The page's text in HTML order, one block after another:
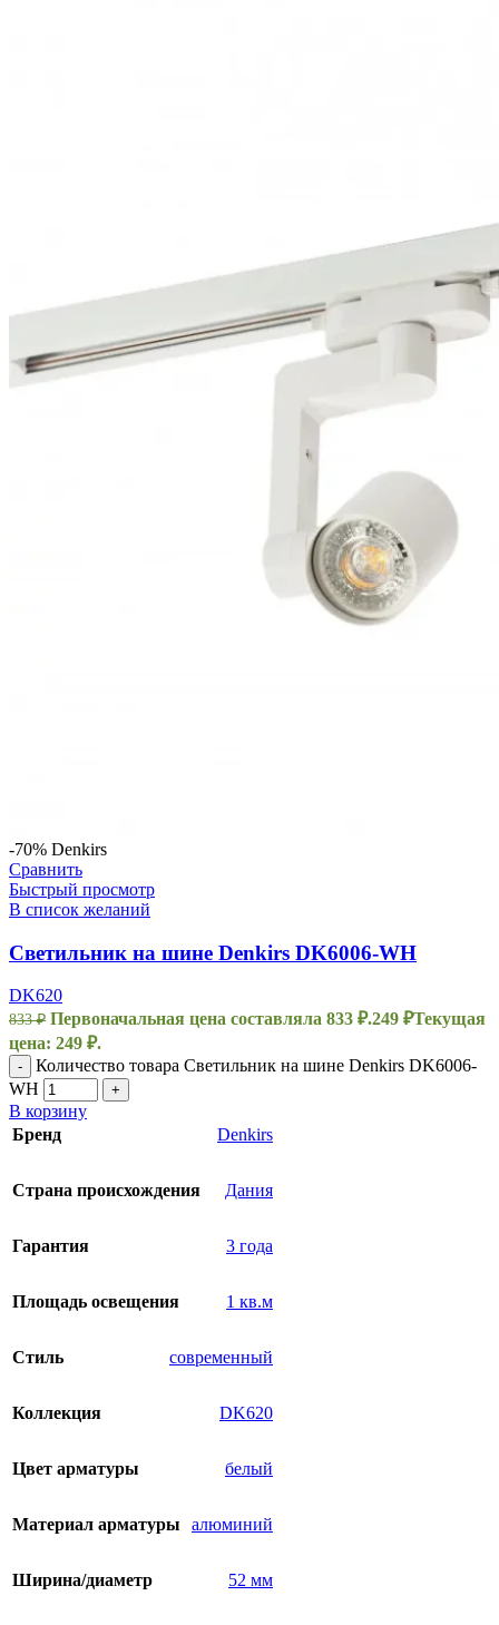
-70% Denkirs
Сравнить
Быстрый просмотр
В список желаний
Светильник на шине Denkirs DK6006-WH
DK620
833₽ Первоначальная цена составляла 833 ₽.249 ₽Текущая
цена: 249 ₽.
-
Количество товара Светильник на шине Denkirs DK6006-
WH
+
В корзину
Бренд
Denkirs
Страна происхождения Дания
Гарантия 3 года
Площадь освещения 1 кв.м
Стиль современный
Коллекция DK620
Цвет арматуры белый
Материал арматуры алюминий
Ширина/диаметр 52 мм